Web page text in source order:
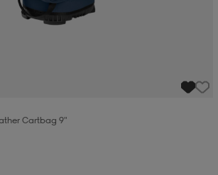
Hio Performance Pu Leather Cartbag 9"